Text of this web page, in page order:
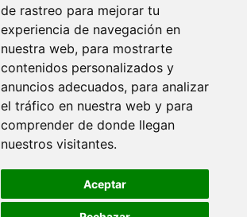
de rastreo para mejorar tu
experiencia de navegación en
nuestra web, para mostrarte
contenidos personalizados y
anuncios adecuados, para analizar
el tráfico en nuestra web y para
comprender de donde llegan
nuestros visitantes.
Aceptar